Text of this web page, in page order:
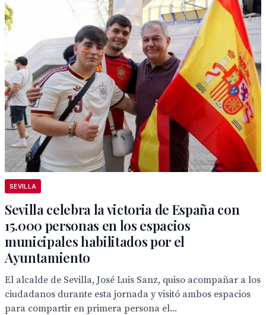
SEVILLA
Sevilla celebra la victoria de España con
15.000 personas en los espacios
municipales habilitados por el
Ayuntamiento
El alcalde de Sevilla, José Luis Sanz, quiso acompañar a los
ciudadanos durante esta jornada y visitó ambos espacios
para compartir en primera persona el...